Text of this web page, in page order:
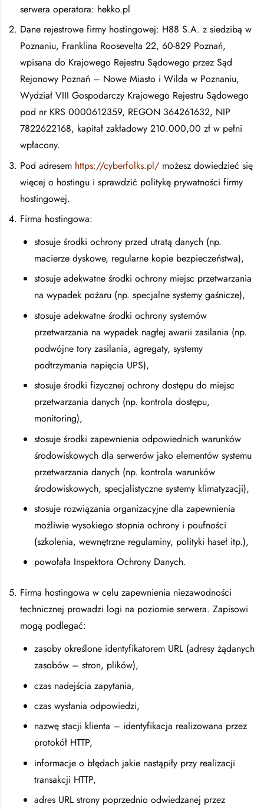
serwera operatora: hekko.pl
Dane rejestrowe firmy hostingowej: H88 S.A. z siedzibą w
Poznaniu, Franklina Roosevelta 22, 60-829 Poznań,
wpisana do Krajowego Rejestru Sądowego przez Sąd
Rejonowy Poznań – Nowe Miasto i Wilda w Poznaniu,
Wydział VIII Gospodarczy Krajowego Rejestru Sądowego
pod nr KRS 0000612359, REGON 364261632, NIP
7822622168, kapitał zakładowy 210.000,00 zł w pełni
wpłacony.
Pod adresem https://cyberfolks.pl/ możesz dowiedzieć się
więcej o hostingu i sprawdzić politykę prywatności firmy
hostingowej.
Firma hostingowa:
stosuje środki ochrony przed utratą danych (np.
macierze dyskowe, regularne kopie bezpieczeństwa),
stosuje adekwatne środki ochrony miejsc przetwarzania
na wypadek pożaru (np. specjalne systemy gaśnicze),
stosuje adekwatne środki ochrony systemów
przetwarzania na wypadek nagłej awarii zasilania (np.
podwójne tory zasilania, agregaty, systemy
podtrzymania napięcia UPS),
stosuje środki fizycznej ochrony dostępu do miejsc
przetwarzania danych (np. kontrola dostępu,
monitoring),
stosuje środki zapewnienia odpowiednich warunków
środowiskowych dla serwerów jako elementów systemu
przetwarzania danych (np. kontrola warunków
środowiskowych, specjalistyczne systemy klimatyzacji),
stosuje rozwiązania organizacyjne dla zapewnienia
możliwie wysokiego stopnia ochrony i poufności
(szkolenia, wewnętrzne regulaminy, polityki haseł itp.),
powołała Inspektora Ochrony Danych.
Firma hostingowa w celu zapewnienia niezawodności
technicznej prowadzi logi na poziomie serwera. Zapisowi
mogą podlegać:
zasoby określone identyfikatorem URL (adresy żądanych
zasobów – stron, plików),
czas nadejścia zapytania,
czas wysłania odpowiedzi,
nazwę stacji klienta – identyfikacja realizowana przez
protokół HTTP,
informacje o błędach jakie nastąpiły przy realizacji
transakcji HTTP,
adres URL strony poprzednio odwiedzanej przez